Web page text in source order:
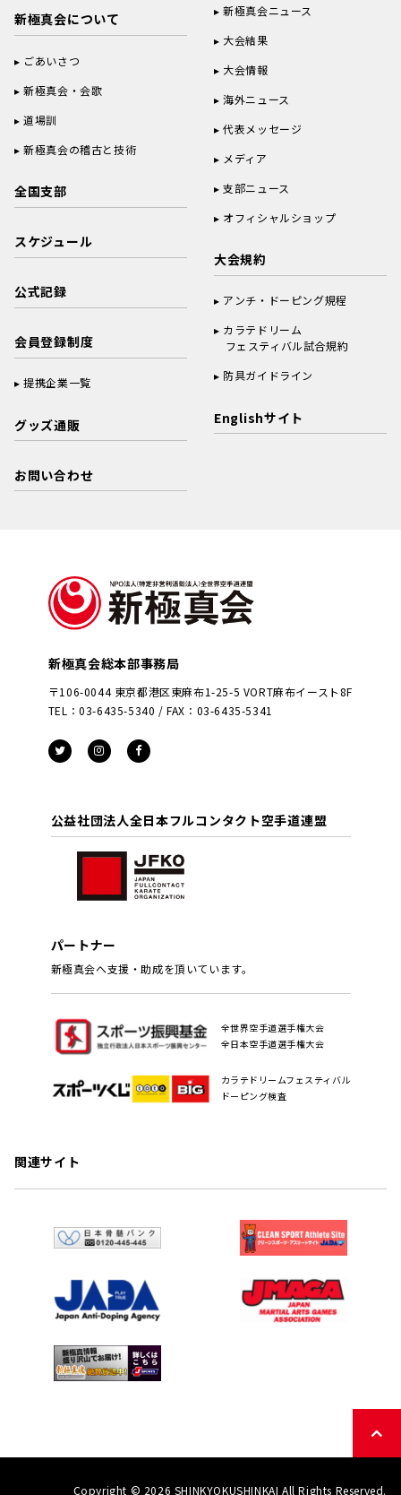
新極真会について
ごあいさつ
新極真会・会歌
道場訓
新極真会の稽古と技術
全国支部
スケジュール
公式記録
会員登録制度
提携企業一覧
グッズ通販
お問い合わせ
新極真会ニュース
大会結果
大会情報
海外ニュース
代表メッセージ
メディア
支部ニュース
オフィシャルショップ
大会規約
アンチ・ドーピング規程
カラテドリーム
フェスティバル試合規約
防具ガイドライン
Englishサイト
新極真会総本部事務局
〒106-0044 東京都港区東麻布1-25-5 VORT麻布イースト8F
TEL：03-6435-5340 / FAX：03-6435-5341
公益社団法人全日本フルコンタクト空手道連盟
パートナー
新極真会へ支援・助成を頂いています。
全世界空手道選手権大会
全日本空手道選手権大会
カラテドリームフェスティバル
ドーピング検査
関連サイト
Copyright © 2026 SHINKYOKUSHINKAI All Rights Reserved.